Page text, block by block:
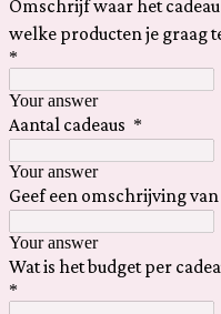
Omschrijf waar het
welke producten je graag
*
Your answer
Aantal cadeaus *
Your answer
Geef een omschrijving
Your answer
Wat is het budget per
*